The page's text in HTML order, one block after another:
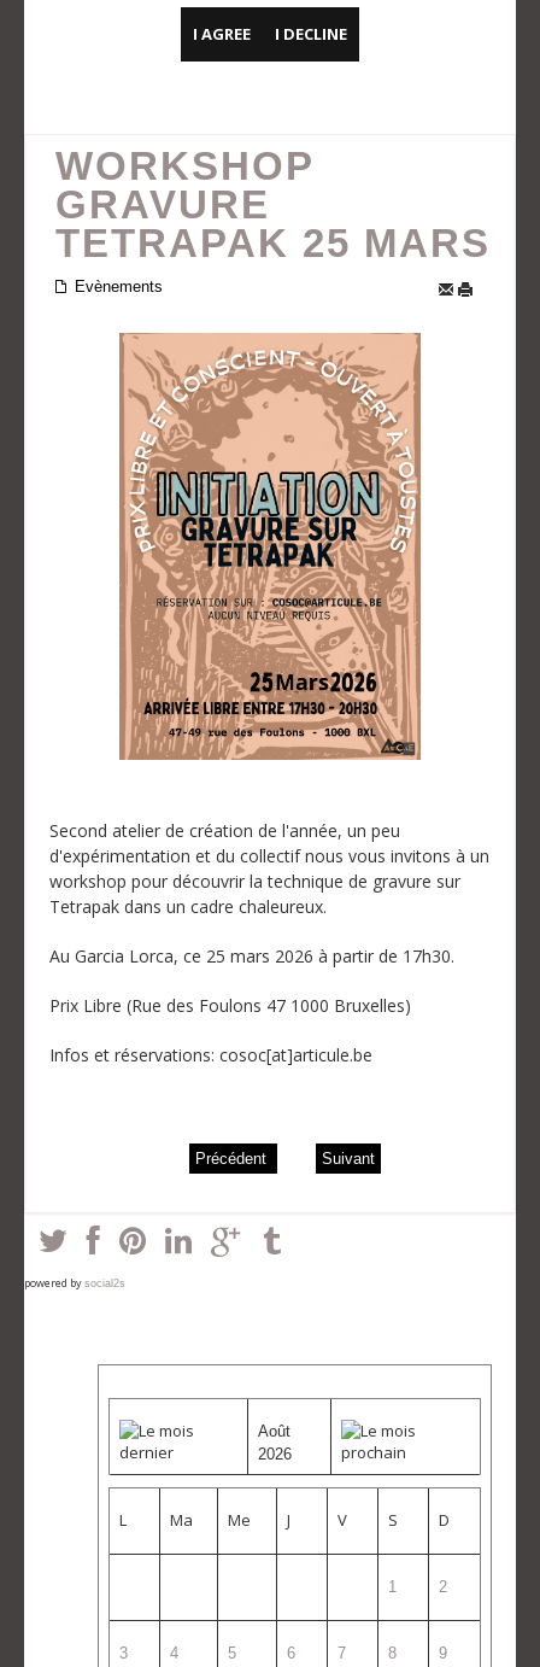
I AGREE I DECLINE
WORKSHOP
GRAVURE
TETRAPAK 25 MARS
Evènements
Second atelier de création de l'année, un peu
d'expérimentation et du collectif nous vous invitons à un
workshop pour découvrir la technique de gravure sur
Tetrapak dans un cadre chaleureux.
Au Garcia Lorca, ce 25 mars 2026 à partir de 17h30.
Prix Libre (Rue des Foulons 47 1000 Bruxelles)
Infos et réservations: cosoc[at]articule.be
Précédent Suivant
powered by social2s
Août
2026
L Ma Me J V S D
1 2
3 4 5 6 7 8 9